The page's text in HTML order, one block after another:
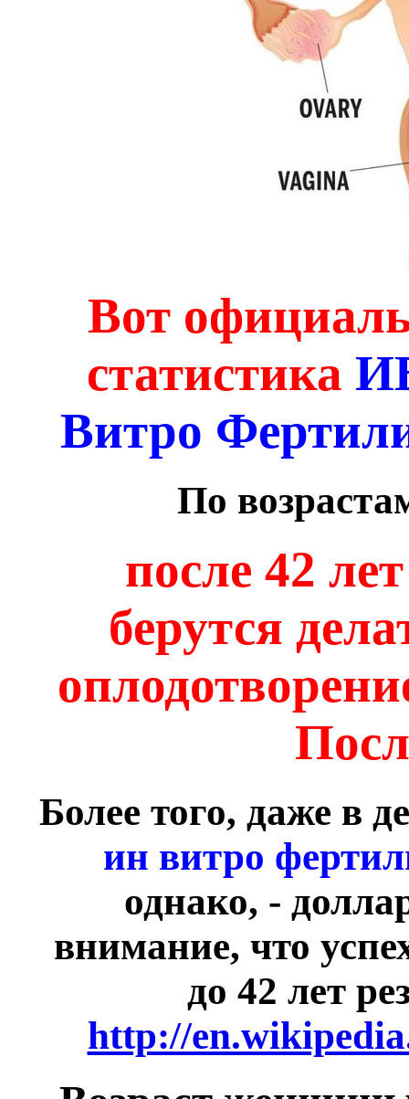
Вот
статистика
Витро
По
после 42
берутся
Более того, даже в
ин витро
однако, -
внимание, что
до 42 лет
http://